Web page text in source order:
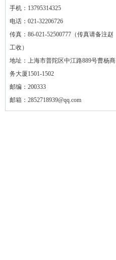
手机：13795314325
电话：021-32206726
传真：86-021-52500777（传真请备注赵
工收）
地址：上海市普陀区中江路889号曹杨商
务大厦1501-1502
邮编：200333
邮箱： 2852718939@qq.com